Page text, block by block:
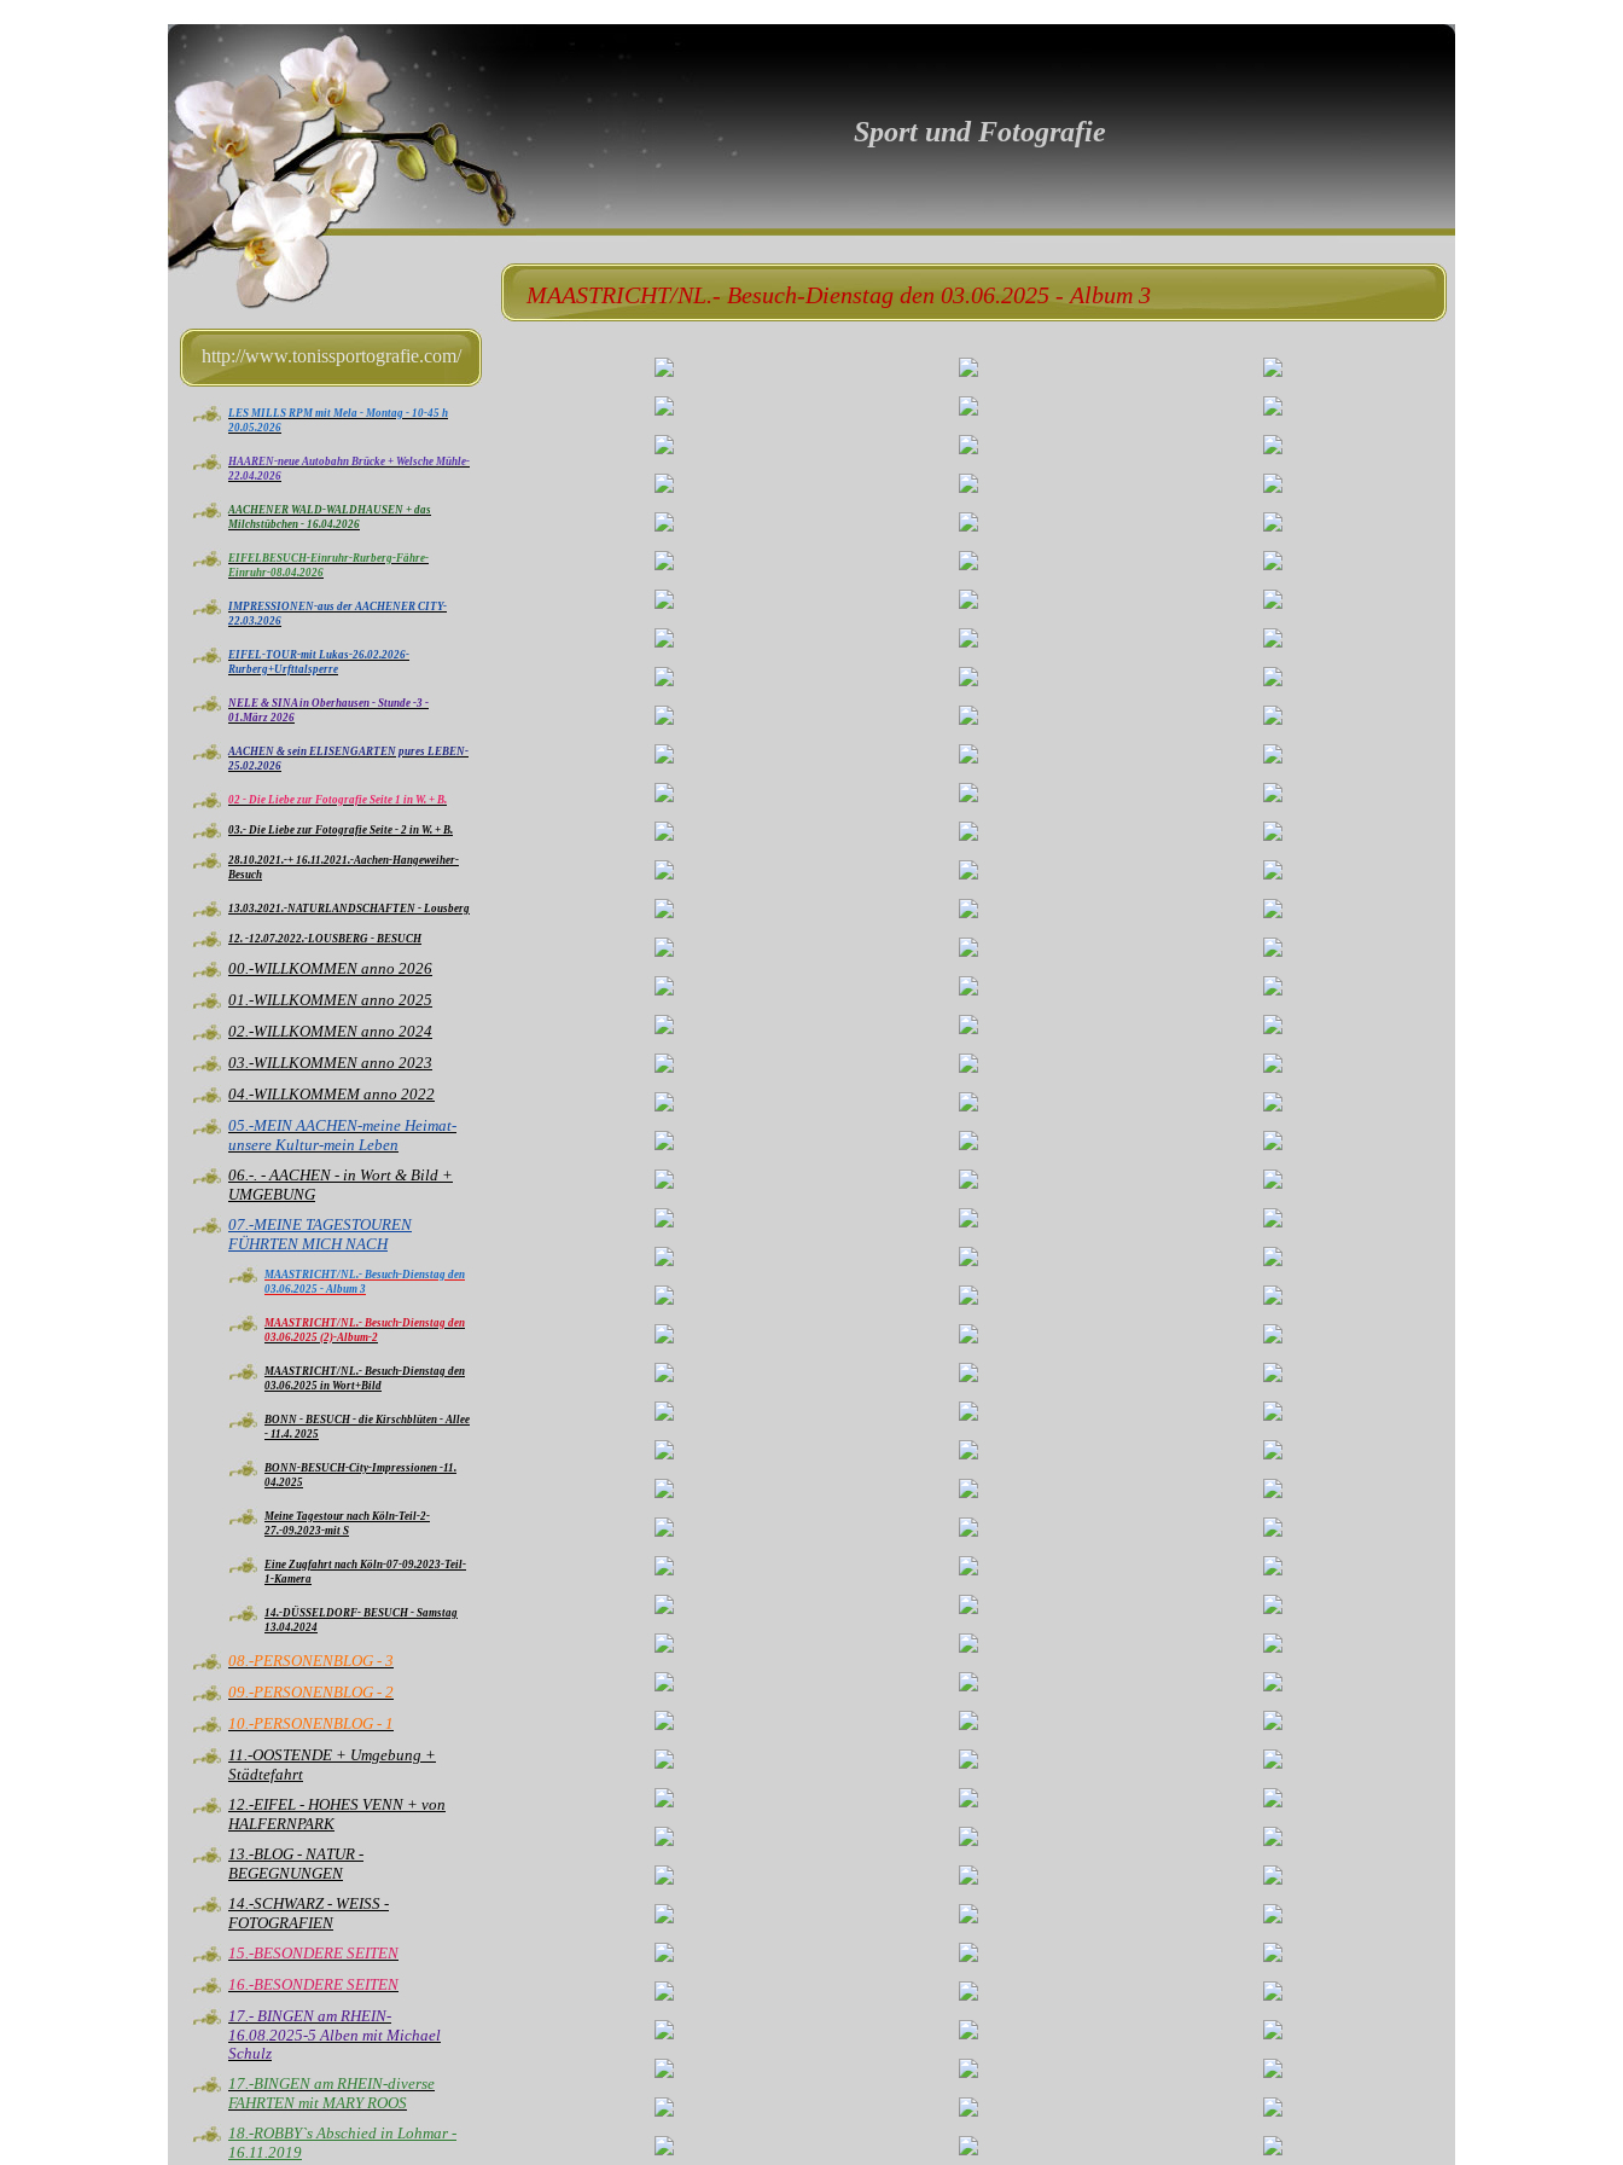
Sport und Fotografie
http://www.tonissportografie.com/
LES MILLS RPM mit Mela - Montag - 10-45 h
20.05.2026
HAAREN-neue Autobahn Brücke + Welsche Mühle-
22.04.2026
AACHENER WALD-WALDHAUSEN + das
Milchstübchen - 16.04.2026
EIFELBESUCH-Einruhr-Rurberg-Fähre-
Einruhr-08.04.2026
IMPRESSIONEN-aus der AACHENER CITY-
22.03.2026
EIFEL-TOUR-mit Lukas-26.02.2026-
Rurberg+Urfttalsperre
NELE & SINA in Oberhausen - Stunde -3 -
01.März 2026
AACHEN & sein ELISENGARTEN pures LEBEN-
25.02.2026
02 - Die Liebe zur Fotografie Seite 1 in W. + B.
03.- Die Liebe zur Fotografie Seite - 2 in W. + B.
28.10.2021.-+ 16.11.2021.-Aachen-Hangeweiher-
Besuch
13.03.2021.-NATURLANDSCHAFTEN - Lousberg
12. -12.07.2022.-LOUSBERG - BESUCH
00.-WILLKOMMEN anno 2026
01.-WILLKOMMEN anno 2025
02.-WILLKOMMEN anno 2024
03.-WILLKOMMEN anno 2023
04.-WILLKOMMEM anno 2022
05.-MEIN AACHEN-meine Heimat-
unsere Kultur-mein Leben
06.-. - AACHEN - in Wort & Bild +
UMGEBUNG
07.-MEINE TAGESTOUREN
FÜHRTEN MICH NACH
MAASTRICHT/NL.- Besuch-Dienstag den
03.06.2025 - Album 3
MAASTRICHT/NL.- Besuch-Dienstag den
03.06.2025 (2)-Album-2
MAASTRICHT/NL.- Besuch-Dienstag den
03.06.2025 in Wort+Bild
BONN - BESUCH - die Kirschblüten - Allee
- 11.4. 2025
BONN-BESUCH-City-Impressionen -11.
04.2025
Meine Tagestour nach Köln-Teil-2-
27.-09.2023-mit S
Eine Zugfahrt nach Köln-07-09.2023-Teil-
1-Kamera
14.-DÜSSELDORF- BESUCH - Samstag
13.04.2024
08.-PERSONENBLOG - 3
09.-PERSONENBLOG - 2
10.-PERSONENBLOG - 1
11.-OOSTENDE + Umgebung +
Städtefahrt
12.-EIFEL - HOHES VENN + von
HALFERNPARK
13.-BLOG - NATUR -
BEGEGNUNGEN
14.-SCHWARZ - WEISS -
FOTOGRAFIEN
15.-BESONDERE SEITEN
16.-BESONDERE SEITEN
17.- BINGEN am RHEIN-
16.08.2025-5 Alben mit Michael
Schulz
17.-BINGEN am RHEIN-diverse
FAHRTEN mit MARY ROOS
18.-ROBBY`s Abschied in Lohmar -
16.11.2019
MAASTRICHT/NL.- Besuch-Dienstag den 03.06.2025 - Album 3